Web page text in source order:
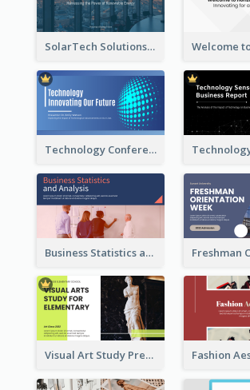
SolarTech Solutions Company Overview
Technology Conference Presentation
Business Statistics and Analysis Presentation
Visual Art Study Presentation